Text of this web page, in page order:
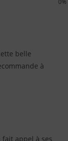
belle
à
fait appel à ses